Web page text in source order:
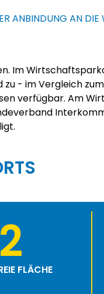
ANBINDUNG AN
FLÄCHE